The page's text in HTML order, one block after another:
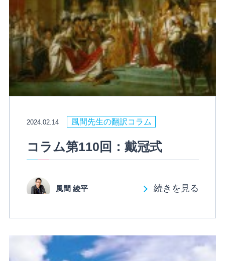
2024.02.14 風間先生の翻訳コラム
コラム第110回：戴冠式
風間 綾平 続きを見る